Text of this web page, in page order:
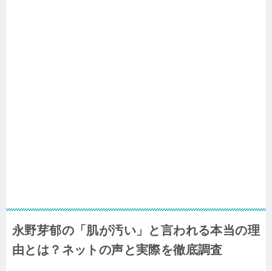
永野芽郁の「肌が汚い」と言われる本当の理
由とは？ネットの声と実際を徹底調査